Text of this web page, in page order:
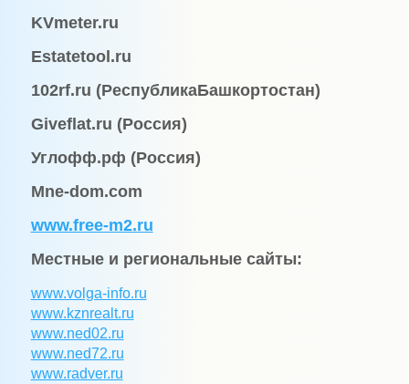
KVmeter.ru
Estatetool.ru
102rf.ru (РеспубликаБашкортостан)
Giveflat.ru (Россия)
Углофф.рф (Россия)
Mne-dom.com
www.free-m2.ru
Местные и региональные сайты:
www.volga-info.ru
www.kznrealt.ru
www.ned02.ru
www.ned72.ru
www.radver.ru